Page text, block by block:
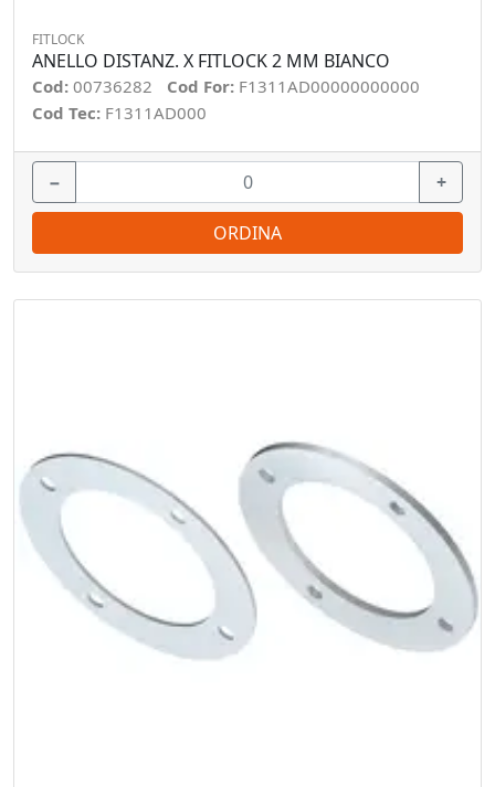
FITLOCK
ANELLO DISTANZ. X FITLOCK 2 MM BIANCO
Cod: 00736282 Cod For: F1311AD00000000000
Cod Tec: F1311AD000
− +
ORDINA